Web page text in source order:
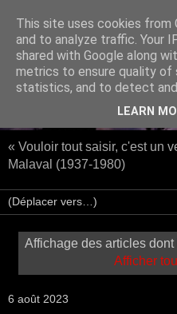
« Vouloir tout saisir, c'est un
Malaval (1937-1980)
Affichage des articles
Afficher
6 août 2023
This site uses cookies
and to analyze traffic. Your
shared with Google along
metrics to ensure quality of
statistics, and to detect and
LEARN